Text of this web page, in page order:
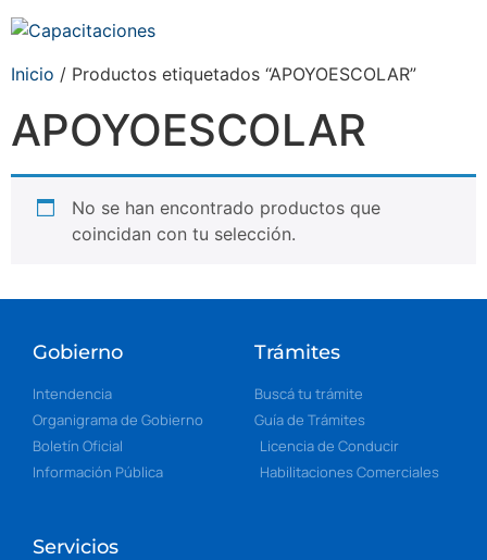
Inicio / Productos etiquetados “APOYOESCOLAR”
APOYOESCOLAR
No se han encontrado productos que
coincidan con tu selección.
Gobierno
Intendencia
Organigrama de Gobierno
Boletín Oficial
Información Pública
Trámites
Buscá tu trámite
Guía de Trámites
Licencia de Conducir
Habilitaciones Comerciales
Servicios